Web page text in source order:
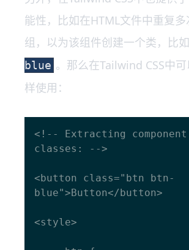
能性，比如在HTML文件中重复
组，以为该组件创建一个类，比如
blue 。那么在Tailwind CSS中
样使用：
<!-- Extracting component
classes: -->
<button class="btn btn-
blue">Button</button>
<style>